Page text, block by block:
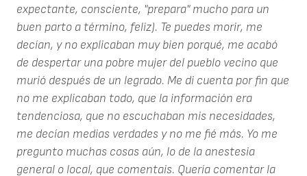
expectante, consciente, "prepara" mucho para un
buen parto a término, feliz). Te puedes morir, me
decían, y no explicaban muy bien porqué, me acabó
de despertar una pobre mujer del pueblo vecino que
murió después de un legrado. Me di cuenta por fin que
no me explicaban todo, que la información era
tendenciosa, que no escuchaban mis necesidades,
me decían medias verdades y no me fié más. Yo me
pregunto muchas cosas aún, lo de la anestesia
general o local, que comentais. Quería comentar la